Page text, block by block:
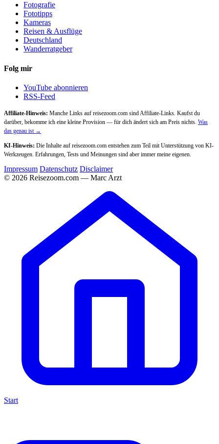
Fotografie
Fototipps
Kameras
Reisen & Ausflüge
Deutschland
Wanderratgeber
Folg mir
YouTube abonnieren
RSS-Feed
Affiliate-Hinweis: Manche Links auf reisezoom.com sind Affiliate-Links. Kaufst du
darüber, bekomme ich eine kleine Provision — für dich ändert sich am Preis nichts. Was
das genau ist →
KI-Hinweis: Die Inhalte auf reisezoom.com entstehen zum Teil mit Unterstützung von KI-
Werkzeugen. Erfahrungen, Tests und Meinungen sind aber immer meine eigenen.
Impressum Datenschutz Disclaimer
© 2026 Reisezoom.com — Marc Arzt
Start